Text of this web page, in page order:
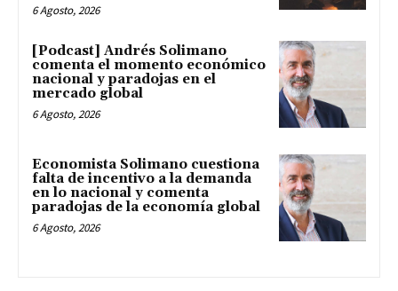
6 Agosto, 2026
[Podcast] Andrés Solimano
comenta el momento económico
nacional y paradojas en el
mercado global
6 Agosto, 2026
Economista Solimano cuestiona
falta de incentivo a la demanda
en lo nacional y comenta
paradojas de la economía global
6 Agosto, 2026